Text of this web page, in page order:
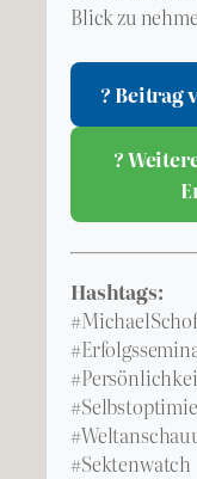
Blick zu
? Beitrag
?
Hashtags:
#Sektenwatch